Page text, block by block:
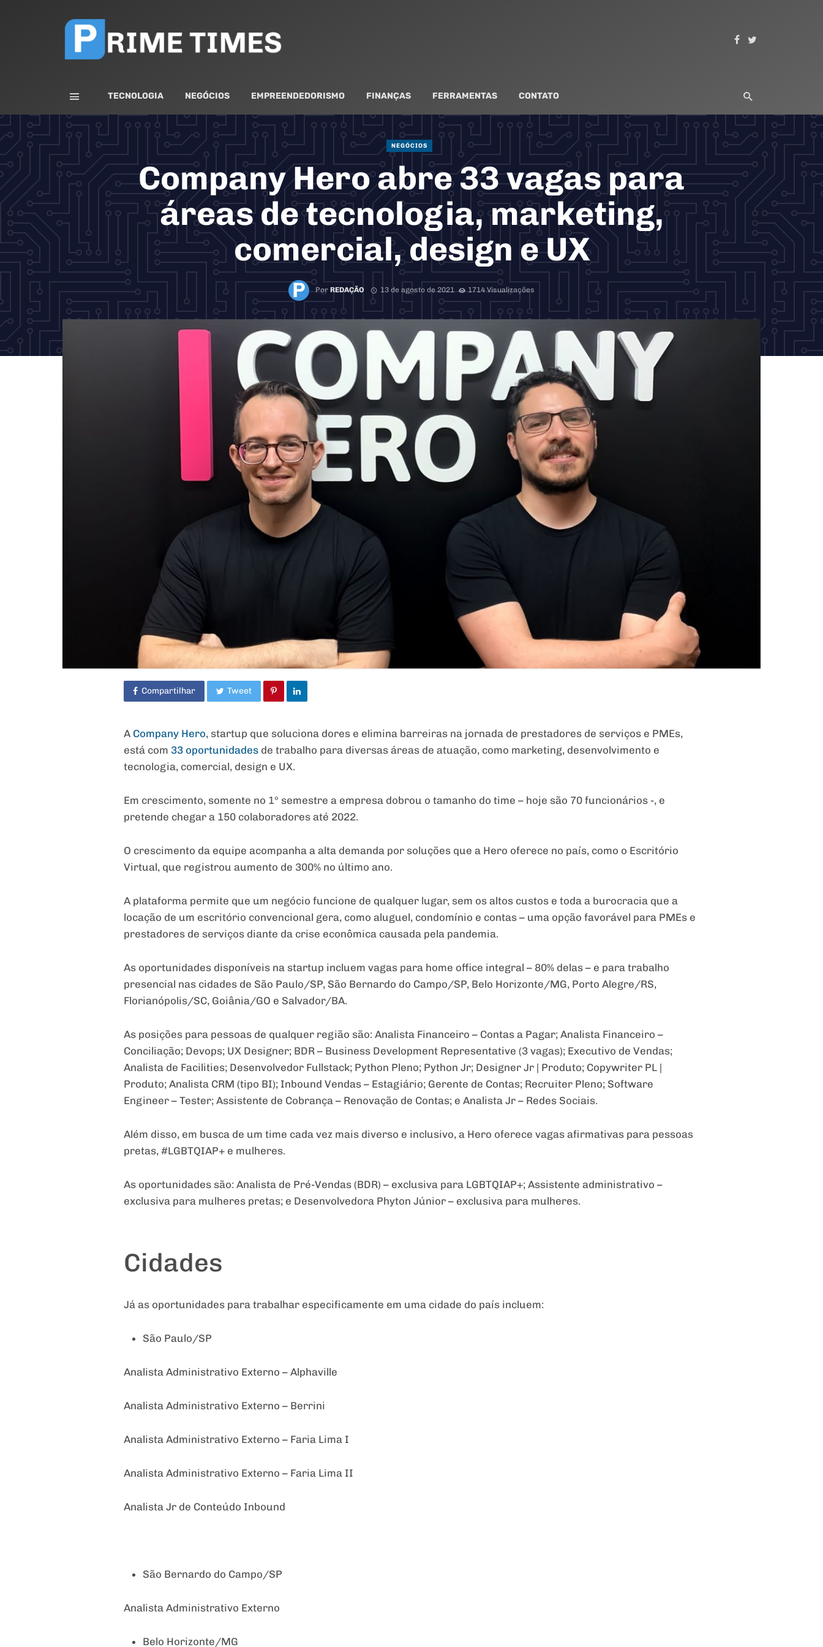
TECNOLOGIA NEGÓCIOS EMPREENDEDORISMO FINANÇAS FERRAMENTAS CONTATO
NEGÓCIOS
Company Hero abre 33 vagas para
áreas de tecnologia, marketing,
comercial, design e UX
Por REDAÇÃO 13 de agosto de 2021 1714 Visualizações
Compartilhar Tweet
A Company Hero, startup que soluciona dores e elimina barreiras na jornada de prestadores de serviços e PMEs,
está com 33 oportunidades de trabalho para diversas áreas de atuação, como marketing, desenvolvimento e
tecnologia, comercial, design e UX.
Em crescimento, somente no 1º semestre a empresa dobrou o tamanho do time – hoje são 70 funcionários -, e
pretende chegar a 150 colaboradores até 2022.
O crescimento da equipe acompanha a alta demanda por soluções que a Hero oferece no país, como o Escritório
Virtual, que registrou aumento de 300% no último ano.
A plataforma permite que um negócio funcione de qualquer lugar, sem os altos custos e toda a burocracia que a
locação de um escritório convencional gera, como aluguel, condomínio e contas – uma opção favorável para PMEs e
prestadores de serviços diante da crise econômica causada pela pandemia.
As oportunidades disponíveis na startup incluem vagas para home office integral – 80% delas – e para trabalho
presencial nas cidades de São Paulo/SP, São Bernardo do Campo/SP, Belo Horizonte/MG, Porto Alegre/RS,
Florianópolis/SC, Goiânia/GO e Salvador/BA.
As posições para pessoas de qualquer região são: Analista Financeiro – Contas a Pagar; Analista Financeiro –
Conciliação; Devops; UX Designer; BDR – Business Development Representative (3 vagas); Executivo de Vendas;
Analista de Facilities; Desenvolvedor Fullstack; Python Pleno; Python Jr; Designer Jr | Produto; Copywriter PL |
Produto; Analista CRM (tipo BI); Inbound Vendas – Estagiário; Gerente de Contas; Recruiter Pleno; Software
Engineer – Tester; Assistente de Cobrança – Renovação de Contas; e Analista Jr – Redes Sociais.
Além disso, em busca de um time cada vez mais diverso e inclusivo, a Hero oferece vagas afirmativas para pessoas
pretas, #LGBTQIAP+ e mulheres.
As oportunidades são: Analista de Pré-Vendas (BDR) – exclusiva para LGBTQIAP+; Assistente administrativo –
exclusiva para mulheres pretas; e Desenvolvedora Phyton Júnior – exclusiva para mulheres.
Cidades
Já as oportunidades para trabalhar especificamente em uma cidade do país incluem:
São Paulo/SP
Analista Administrativo Externo – Alphaville
Analista Administrativo Externo – Berrini
Analista Administrativo Externo – Faria Lima I
Analista Administrativo Externo – Faria Lima II
Analista Jr de Conteúdo Inbound
São Bernardo do Campo/SP
Analista Administrativo Externo
Belo Horizonte/MG